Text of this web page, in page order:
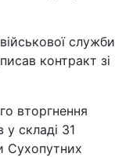
служби
контракт зі
вторгнення
у складі 31
Сухопутних